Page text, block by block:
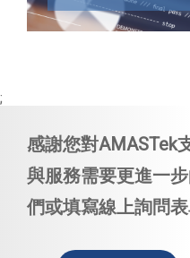
;
感謝您對AMASTek
與服務需要更進一
們或填寫線上詢問